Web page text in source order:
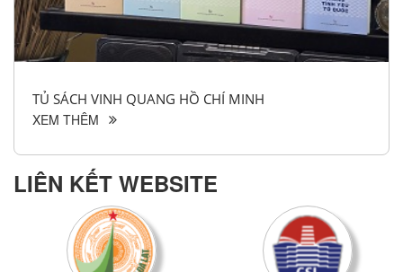
TỦ SÁCH VINH QUANG HỒ CHÍ MINH
XEM THÊM
LIÊN KẾT WEBSITE